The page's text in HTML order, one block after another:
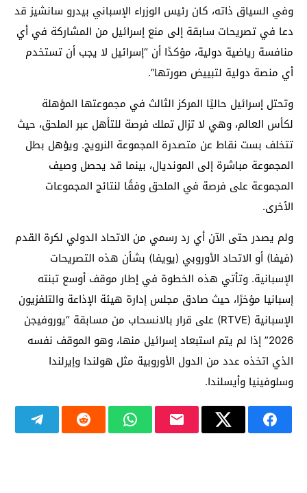
وفي السياق ذاته، كان رئيس الوزراء الإسباني بيدرو سانشيز قد
دعا في تصريحات سابقة إلى منع إسرائيل من المشاركة في أي
منافسة رياضية دولية، مؤكدًا أن “إسرائيل لا يجب أن تستخدم
أي منصة دولية لتبييض صورتها”.
وتحتل إسرائيل حاليًا المركز الثالث في مجموعتها المؤهلة
لكأس العالم، وهي لا تزال تملك فرصة للتأهل عبر الملحق، حيث
تتخلف بست نقاط عن متصدرة المجموعة النرويج. ويؤهل بطل
المجموعة مباشرة إلى المونديال، بينما قد يحصل وصيف
المجموعة على فرصة في الملحق وفقًا لنتائج المجموعات
الأخرى.
ولم يصدر حتى الآن أي رد رسمي من الاتحاد الدولي لكرة القدم
(فيفا) أو الاتحاد الأوروبي (يويفا) بشأن هذه التصريحات
الإسبانية. وتأتي هذه الخطوة في إطار موقف أوسع تبنته
إسبانيا مؤخرًا، حيث صادق مجلس إدارة هيئة الإذاعة والتلفزيون
الإسبانية (RTVE) على قرار بالانسحاب من مسابقة “يوروفيجن
2026” إذا لم يتم استبعاد إسرائيل منها، وهو الموقف نفسه
الذي اتخذه عدد من الدول الأوروبية مثل هولندا وإيرلندا
وسلوفينيا وأيسلندا.